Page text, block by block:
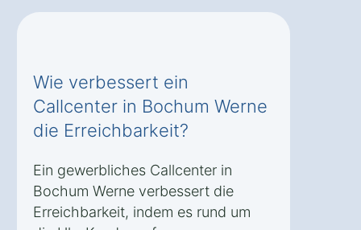
Wie verbessert ein
Callcenter in Bochum Werne
die Erreichbarkeit?
Ein gewerbliches Callcenter in
Bochum Werne verbessert die
Erreichbarkeit, indem es rund um